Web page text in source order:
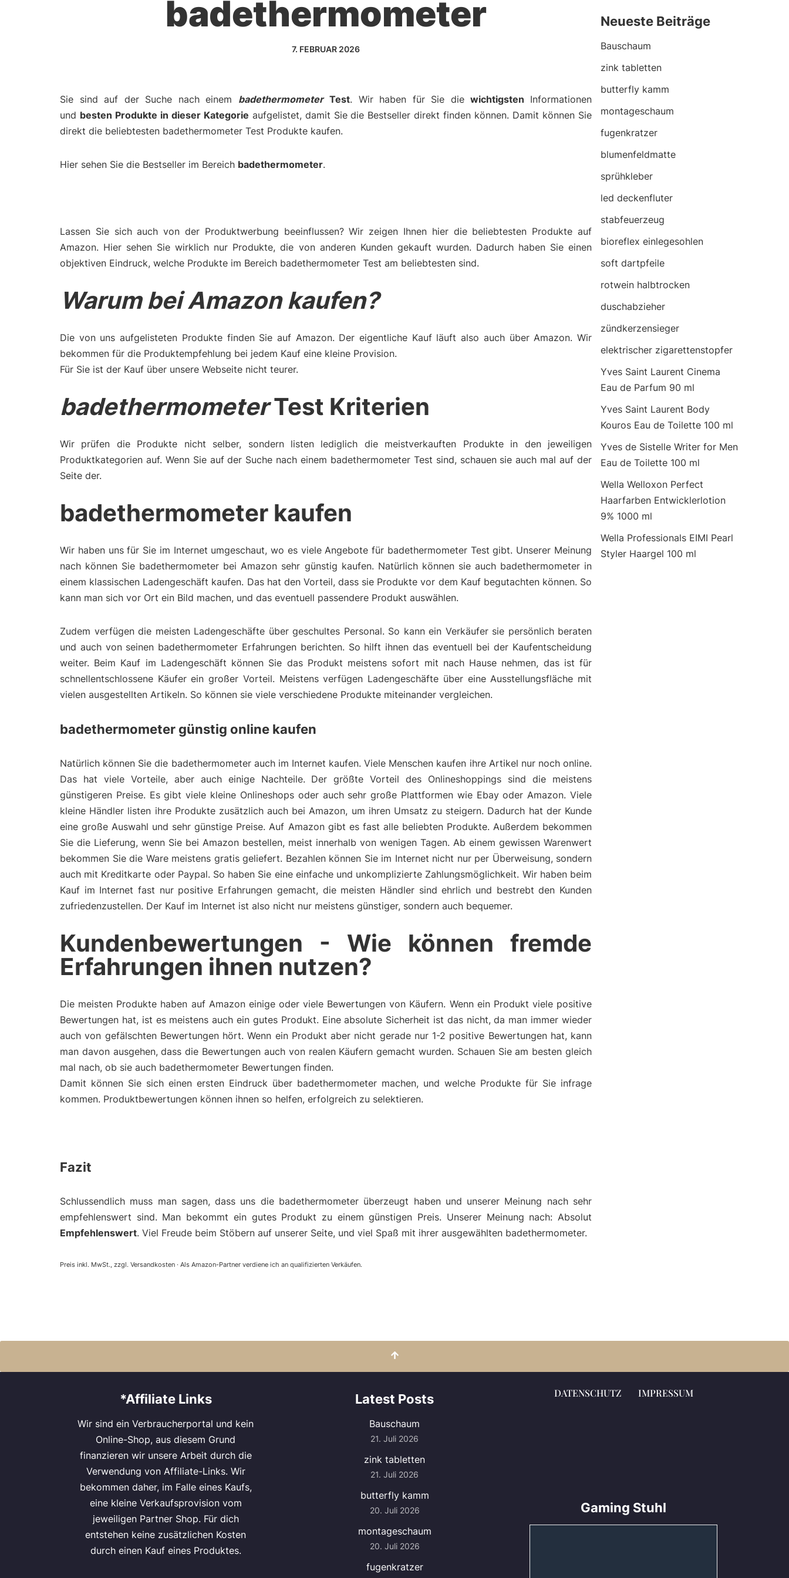
badethermometer
7. FEBRUAR 2026
Sie sind auf der Suche nach einem badethermometer Test. Wir haben für Sie diewichtigsten Informationen
und besten Produkte in dieser Kategorie aufgelistet, damit Sie die Bestseller direkt finden können. Damit können Sie
direkt die beliebtesten badethermometer Test Produkte kaufen.
Hier sehen Sie die Bestseller im Bereich badethermometer.
Lassen Sie sich auch von der Produktwerbung beeinflussen? Wir zeigen Ihnen hier die beliebtesten Produkte auf
Amazon. Hier sehen Sie wirklich nur Produkte, die von anderen Kunden gekauft wurden. Dadurch haben Sie einen
objektiven Eindruck, welche Produkte im Bereich badethermometer Test am beliebtesten sind.
Warum bei Amazon kaufen?
Die von uns aufgelisteten Produkte finden Sie auf Amazon. Der eigentliche Kauf läuft also auch über Amazon. Wir
bekommen für die Produktempfehlung bei jedem Kauf eine kleine Provision.
Für Sie ist der Kauf über unsere Webseite nicht teurer.
badethermometerTest Kriterien
Wir prüfen die Produkte nicht selber, sondern listen lediglich die meistverkauften Produkte in den jeweiligen
Produktkategorien auf. Wenn Sie auf der Suche nach einem badethermometer Test sind, schauen sie auch mal auf der
Seite der.
badethermometer kaufen
Wir haben uns für Sie im Internet umgeschaut, wo es viele Angebote für badethermometer Test gibt. Unserer Meinung
nach können Sie badethermometer bei Amazon sehr günstig kaufen. Natürlich können sie auch badethermometer in
einem klassischen Ladengeschäft kaufen. Das hat den Vorteil, dass sie Produkte vor dem Kauf begutachten können. So
kann man sich vor Ort ein Bild machen, und das eventuell passendere Produkt auswählen.
Zudem verfügen die meisten Ladengeschäfte über geschultes Personal. So kann ein Verkäufer sie persönlich beraten
und auch von seinen badethermometer Erfahrungen berichten. So hilft ihnen das eventuell bei der Kaufentscheidung
weiter. Beim Kauf im Ladengeschäft können Sie das Produkt meistens sofort mit nach Hause nehmen, das ist für
schnellentschlossene Käufer ein großer Vorteil. Meistens verfügen Ladengeschäfte über eine Ausstellungsfläche mit
vielen ausgestellten Artikeln. So können sie viele verschiedene Produkte miteinander vergleichen.
badethermometer günstig online kaufen
Natürlich können Sie die badethermometer auch im Internet kaufen. Viele Menschen kaufen ihre Artikel nur noch online.
Das hat viele Vorteile, aber auch einige Nachteile. Der größte Vorteil des Onlineshoppings sind die meistens
günstigeren Preise. Es gibt viele kleine Onlineshops oder auch sehr große Plattformen wie Ebay oder Amazon. Viele
kleine Händler listen ihre Produkte zusätzlich auch bei Amazon, um ihren Umsatz zu steigern. Dadurch hat der Kunde
eine große Auswahl und sehr günstige Preise. Auf Amazon gibt es fast alle beliebten Produkte. Außerdem bekommen
Sie die Lieferung, wenn Sie bei Amazon bestellen, meist innerhalb von wenigen Tagen. Ab einem gewissen Warenwert
bekommen Sie die Ware meistens gratis geliefert. Bezahlen können Sie im Internet nicht nur per Überweisung, sondern
auch mit Kreditkarte oder Paypal. So haben Sie eine einfache und unkomplizierte Zahlungsmöglichkeit. Wir haben beim
Kauf im Internet fast nur positive Erfahrungen gemacht, die meisten Händler sind ehrlich und bestrebt den Kunden
zufriedenzustellen. Der Kauf im Internet ist also nicht nur meistens günstiger, sondern auch bequemer.
Kundenbewertungen - Wie können fremde
Erfahrungen ihnen nutzen?
Die meisten Produkte haben auf Amazon einige oder viele Bewertungen von Käufern. Wenn ein Produkt viele positive
Bewertungen hat, ist es meistens auch ein gutes Produkt. Eine absolute Sicherheit ist das nicht, da man immer wieder
auch von gefälschten Bewertungen hört. Wenn ein Produkt aber nicht gerade nur 1-2 positive Bewertungen hat, kann
man davon ausgehen, dass die Bewertungen auch von realen Käufern gemacht wurden. Schauen Sie am besten gleich
mal nach, ob sie auch badethermometer Bewertungen finden.
Damit können Sie sich einen ersten Eindruck über badethermometer machen, und welche Produkte für Sie infrage
kommen. Produktbewertungen können ihnen so helfen, erfolgreich zu selektieren.
Fazit
Schlussendlich muss man sagen, dass uns die badethermometer überzeugt haben und unserer Meinung nach sehr
empfehlenswert sind. Man bekommt ein gutes Produkt zu einem günstigen Preis. Unserer Meinung nach: Absolut
Empfehlenswert. Viel Freude beim Stöbern auf unserer Seite, und viel Spaß mit ihrer ausgewählten badethermometer.
Preis inkl. MwSt., zzgl. Versandkosten · Als Amazon-Partner verdiene ich an qualifizierten Verkäufen.
Neueste Beiträge
Bauschaum
zink tabletten
butterfly kamm
montageschaum
fugenkratzer
blumenfeldmatte
sprühkleber
led deckenfluter
stabfeuerzeug
bioreflex einlegesohlen
soft dartpfeile
rotwein halbtrocken
duschabzieher
zündkerzensieger
elektrischer zigarettenstopfer
Yves Saint Laurent Cinema
Eau de Parfum 90 ml
Yves Saint Laurent Body
Kouros Eau de Toilette 100 ml
Yves de Sistelle Writer for Men
Eau de Toilette 100 ml
Wella Welloxon Perfect
Haarfarben Entwicklerlotion
9% 1000 ml
Wella Professionals EIMI Pearl
Styler Haargel 100 ml
*Affiliate Links
Wir sind ein Verbraucherportal und kein
Online-Shop, aus diesem Grund
finanzieren wir unsere Arbeit durch die
Verwendung von Affiliate-Links. Wir
bekommen daher, im Falle eines Kaufs,
eine kleine Verkaufsprovision vom
jeweiligen Partner Shop. Für dich
entstehen keine zusätzlichen Kosten
durch einen Kauf eines Produktes.
Latest Posts
Bauschaum
21. Juli 2026
zink tabletten
21. Juli 2026
butterfly kamm
20. Juli 2026
montageschaum
20. Juli 2026
fugenkratzer
DATENSCHUTZ IMPRESSUM
Gaming Stuhl